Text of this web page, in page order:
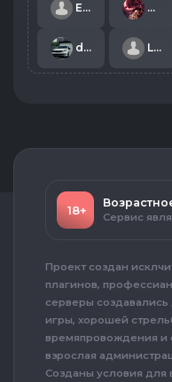
Egor 48 rus
diska21061991D Lufas
18+ Сервис
Проект создан
плагинов,
серверы
игры, хорошей
времяпровождения и
взрослая
Созданы условия для